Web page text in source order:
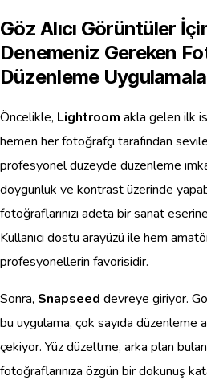
Göz Alıcı Görüntüler
Denemeniz Gereken
Düzenleme
Öncelikle, Lightroom akla gelen ilk
hemen her fotoğrafçı tarafından
profesyonel düzeyde düzenleme
doygunluk ve kontrast üzerinde
fotoğraflarınızı adeta bir sanat
Kullanıcı dostu arayüzü ile hem
profesyonellerin favorisidir.
Sonra, Snapseed devreye giriyor.
bu uygulama, çok sayıda düzenleme
çekiyor. Yüz düzeltme, arka plan
fotoğraflarınıza özgün bir dokunuş